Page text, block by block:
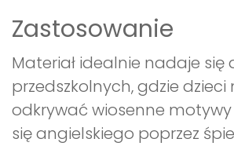
Zastosowanie
Materiał idealnie nadaje się
przedszkolnych, gdzie
odkrywać wiosenne
się angielskiego poprzez